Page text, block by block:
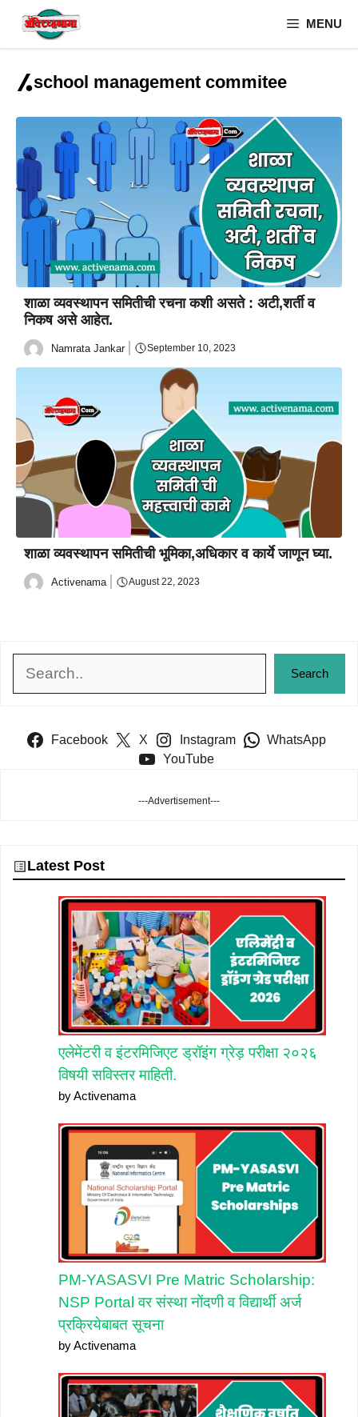
MENU
school management commitee
शाळा व्यवस्थापन समितीची रचना कशी असते : अटी,शर्ती व
निकष असे आहेत.
Namrata Jankar September 10, 2023
शाळा व्यवस्थापन समितीची भूमिका,अधिकार व कार्ये जाणून घ्या.
Activenama August 22, 2023
Search
Search
Facebook X Instagram
WhatsApp
YouTube
---Advertisement---
Latest Post
एलेमेंटरी व इंटरमिजिएट ड्रॉइंग ग्रेड़ परीक्षा २०२६
विषयी सविस्तर माहिती.
by Activenama
PM-YASASVI Pre Matric Scholarship:
NSP Portal वर संस्था नोंदणी व विद्यार्थी अर्ज
प्रक्रियेबाबत सूचना
by Activenama